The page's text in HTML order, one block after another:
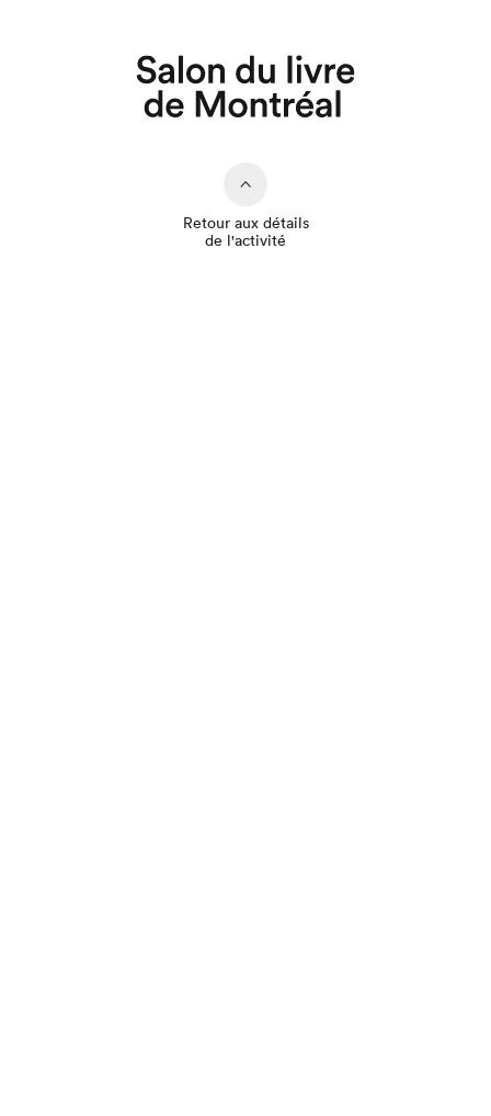
Que cherchez-vous?
Retour aux détails
de l'activité